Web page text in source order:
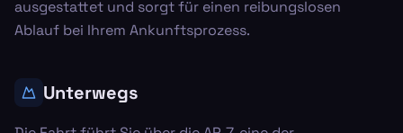
ausgestattet und sorgt für einen reibungslosen
Ablauf bei Ihrem Ankunftsprozess.
Unterwegs